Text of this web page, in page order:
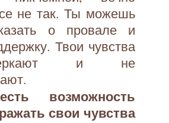
не так. Ты можешь
о провале и
Твои чувства
и не
возможность
свои чувства